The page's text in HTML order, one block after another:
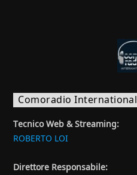
Comoradio International
Tecnico Web & Streaming:
ROBERTO LOI
Direttore Responsabile: